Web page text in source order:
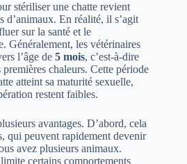
stériliser une chatte revient
d’animaux. En réalité, il s’agit
sur la santé et le
Généralement, les vétérinaires
l’âge de 5 mois, c’est-à-dire
chaleurs. Cette période
atteint sa maturité sexuelle,
restent faibles.
avantages. D’abord, cela
qui peuvent rapidement devenir
avez plusieurs animaux.
certains comportements